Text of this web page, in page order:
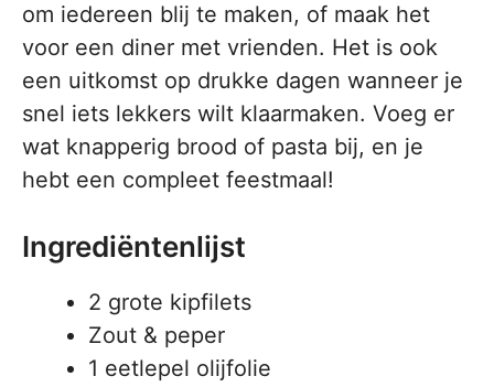
om iedereen blij te maken, of maak het
voor een diner met vrienden. Het is ook
een uitkomst op drukke dagen wanneer je
snel iets lekkers wilt klaarmaken. Voeg er
wat knapperig brood of pasta bij, en je
hebt een compleet feestmaal!
Ingrediëntenlijst
2 grote kipfilets
Zout & peper
1 eetlepel olijfolie